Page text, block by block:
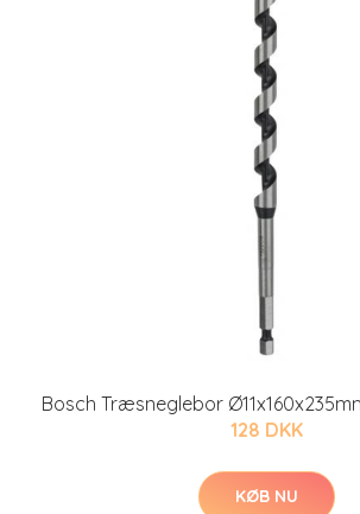
Bosch Træsneglebor
128 DKK
KØB NU